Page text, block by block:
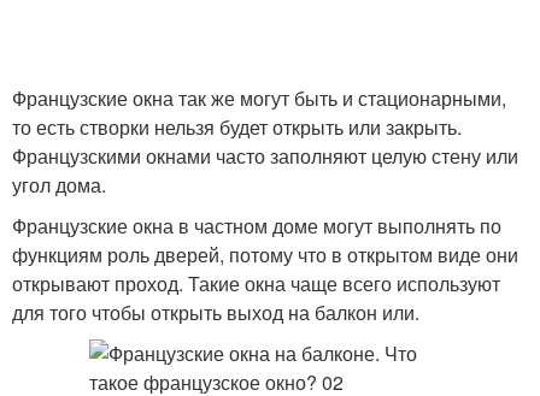
Французские окна так же могут быть и стационарными,
то есть створки нельзя будет открыть или закрыть.
Французскими окнами часто заполняют целую стену или
угол дома.
Французские окна в частном доме могут выполнять по
функциям роль дверей, потому что в открытом виде они
открывают проход. Такие окна чаще всего используют
для того чтобы открыть выход на балкон или.